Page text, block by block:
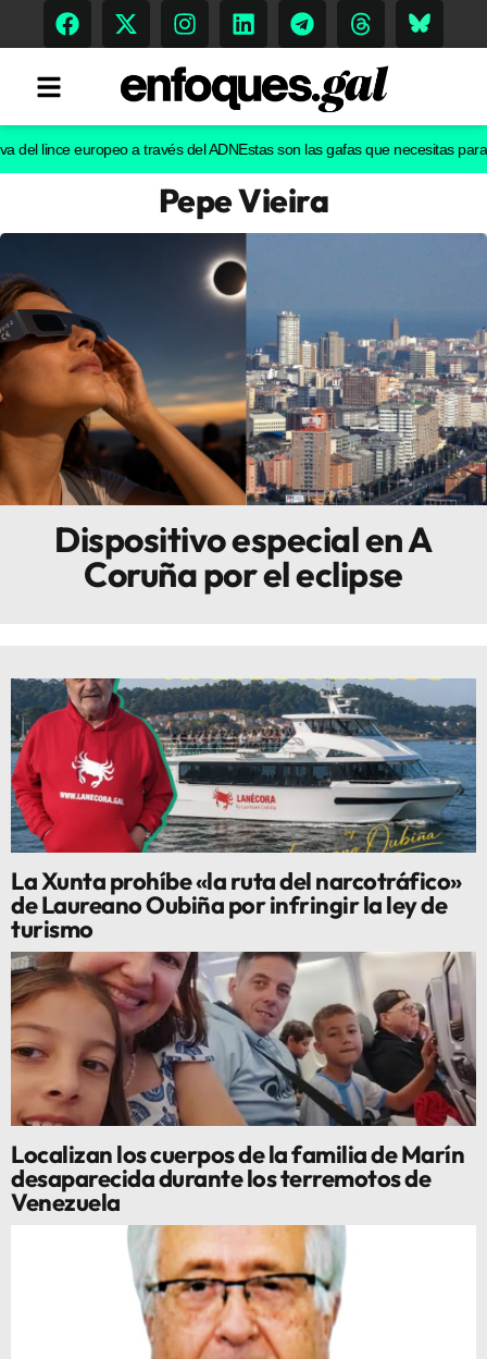
Gastronomía
Escenarios
Sostenibilidad
Innova
europeo a través del ADNEstas son las gafas que necesitas para ver
Pepe Vieira
Dispositivo especial en A
Coruña por el eclipse
La Xunta prohíbe «la ruta del narcotráfico»
de Laureano Oubiña por infringir la ley de
turismo
Localizan los cuerpos de la familia de Marín
desaparecida durante los terremotos de
Venezuela